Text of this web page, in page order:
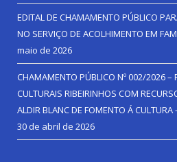
EDITAL DE CHAMAMENTO PÚBLICO
NO SERVIÇO DE ACOLHIMENTO EM
maio de 2026
CHAMAMENTO PÚBLICO Nº 002/2026 –
CULTURAIS RIBEIRINHOS COM
ALDIR BLANC DE FOMENTO Á
30 de abril de 2026